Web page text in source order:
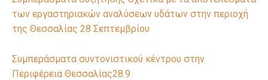
των εργαστηριακών αναλύσεων υδάτων στην περιοχή
της Θεσσαλίας 28 Σεπτεμβρίου
Συμπεράσματα συντονιστικού κέντρου στην
Περιφέρεια Θεσσαλίας28.9